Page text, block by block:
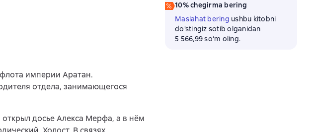
10% chegirma bering
Maslahat bering ushbu kitobni
do'stingiz sotib olganidan
5 566,99 soʻm oling.
империи Аратан.
отдела, занимающегося
досье Алекса Мерфа, а в нём